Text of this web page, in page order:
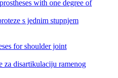
s jednim stupnjem
za disartikulaciju ramenog